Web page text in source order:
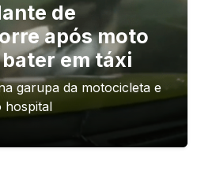
de
após moto
em táxi
garupa da motocicleta e
hospital